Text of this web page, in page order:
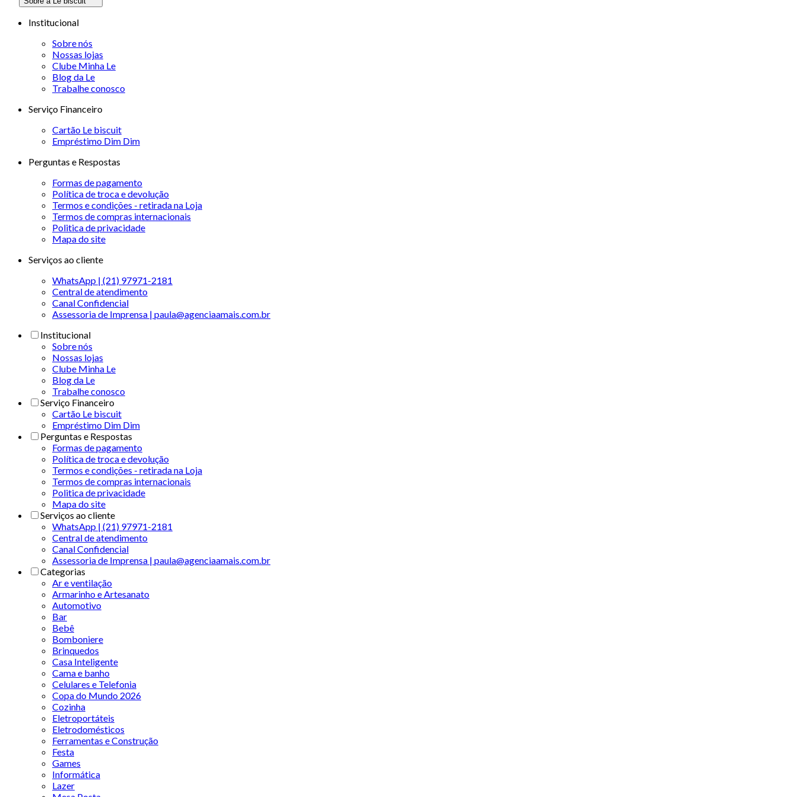
Institucional
Sobre nós
Nossas lojas
Clube Minha Le
Blog da Le
Trabalhe conosco
Serviço Financeiro
Cartão Le biscuit
Empréstimo Dim Dim
Perguntas e Respostas
Formas de pagamento
Política de troca e devolução
Termos e condições - retirada na Loja
Termos de compras internacionais
Politica de privacidade
Mapa do site
Serviços ao cliente
WhatsApp | (21) 97971-2181
Central de atendimento
Canal Confidencial
Assessoria de Imprensa | paula@agenciaamais.com.br
Institucional
Sobre nós
Nossas lojas
Clube Minha Le
Blog da Le
Trabalhe conosco
Serviço Financeiro
Cartão Le biscuit
Empréstimo Dim Dim
Perguntas e Respostas
Formas de pagamento
Política de troca e devolução
Termos e condições - retirada na Loja
Termos de compras internacionais
Politica de privacidade
Mapa do site
Serviços ao cliente
WhatsApp | (21) 97971-2181
Central de atendimento
Canal Confidencial
Assessoria de Imprensa | paula@agenciaamais.com.br
Categorias
Ar e ventilação
Armarinho e Artesanato
Automotivo
Bar
Bebê
Bomboniere
Brinquedos
Casa Inteligente
Cama e banho
Celulares e Telefonia
Copa do Mundo 2026
Cozinha
Eletroportáteis
Eletrodomésticos
Ferramentas e Construção
Festa
Games
Informática
Lazer